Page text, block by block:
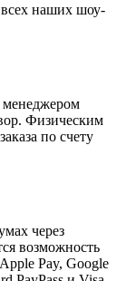
наших шоу-
менеджером
Физическим
по счету
через
возможность
Pay, Google